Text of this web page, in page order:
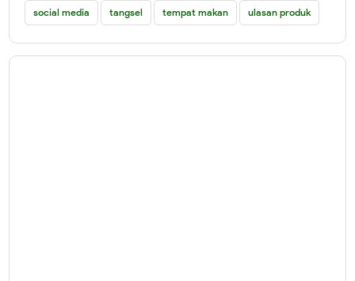
social media tangsel tempat makan ulasan produk